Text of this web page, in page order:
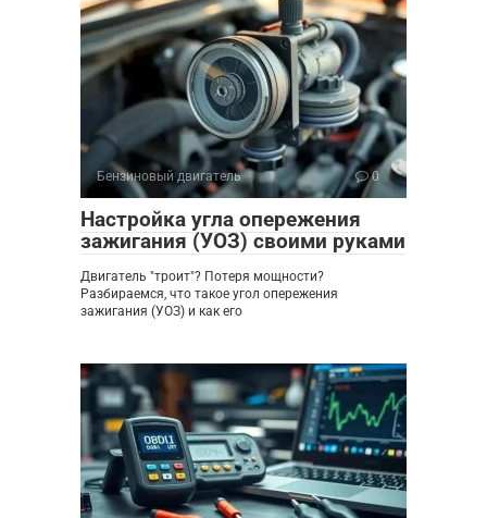
Бензиновый двигатель 0
Настройка угла опережения
зажигания (УОЗ) своими руками
Двигатель "троит"? Потеря мощности?
Разбираемся, что такое угол опережения
зажигания (УОЗ) и как его